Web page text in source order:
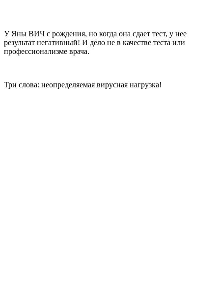
У Яны ВИЧ с рождения, но когда она сдает тест, у нее
результат негативный! И дело не в качестве теста или
профессионализме врача.
Три слова: неопределяемая вирусная нагрузка!